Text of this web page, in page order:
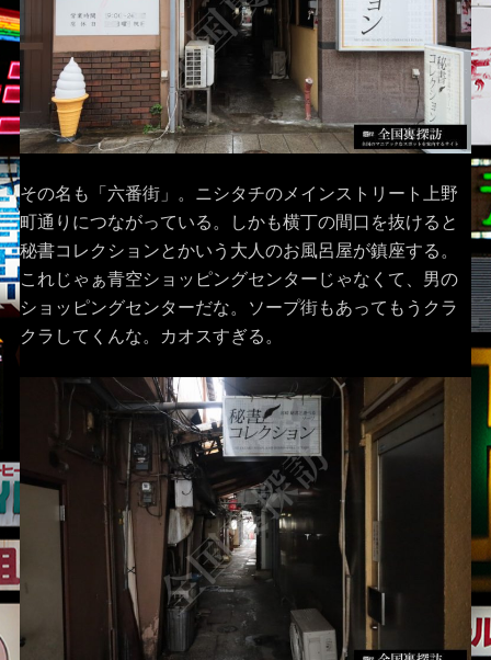
その名も「六番街」。ニシタチのメインストリート上野
町通りにつながっている。しかも横丁の間口を抜けると
秘書コレクションとかいう大人のお風呂屋が鎮座する。
これじゃぁ青空ショッピングセンターじゃなくて、男の
ショッピングセンターだな。ソープ街もあってもうクラ
クラしてくんな。カオスすぎる。